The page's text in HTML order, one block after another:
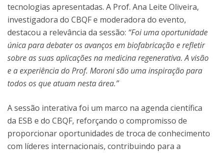
tecnologias apresentadas. A Prof. Ana Leite Oliveira,
investigadora do CBQF e moderadora do evento,
destacou a relevância da sessão: “Foi uma oportunidade
única para debater os avanços em biofabricação e refletir
sobre as suas aplicações na medicina regenerativa. A visão
e a experiência do Prof. Moroni são uma inspiração para
todos os que atuam nesta área.”
A sessão interativa foi um marco na agenda científica
da ESB e do CBQF, reforçando o compromisso de
proporcionar oportunidades de troca de conhecimento
com líderes internacionais, contribuindo para a